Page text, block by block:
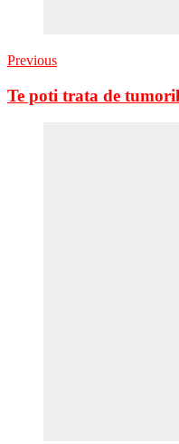
Previous
Te poti trata de